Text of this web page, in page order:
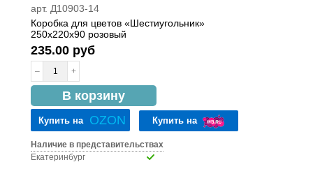
арт. Д10903-14
Коробка для цветов «Шестиугольник»
250x220x90 розовый
235.00 руб
– +
В корзину
в наличии
Купить на OZON Купить на
Наличие в представительствах
Екатеринбург